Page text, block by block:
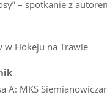
– spotkanie z
w Hokeju na Trawie
A: MKS